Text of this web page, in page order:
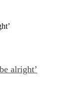
alright’